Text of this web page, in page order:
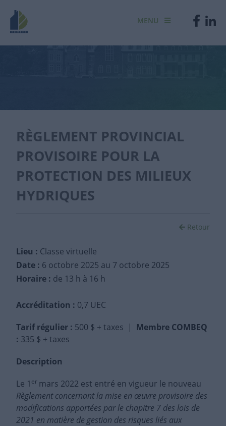
MENU
RÈGLEMENT PROVINCIAL
PROVISOIRE POUR LA
PROTECTION DES MILIEUX
HYDRIQUES
Retour
Lieu : Classe virtuelle
Date : 6 octobre 2025 au 7 octobre 2025
Horaire : de 13 h à 16 h
Accréditation : 0,7 UEC
Tarif régulier : 500 $ + taxes | Membre COMBEQ
: 335 $ + taxes
Description
Le 1 er mars 2022 est entré en vigueur le nouveau
Règlement concernant la mise en œuvre provisoire des
modifications apportées par le chapitre 7 des lois de
2021 en matière de gestion des risques liés aux